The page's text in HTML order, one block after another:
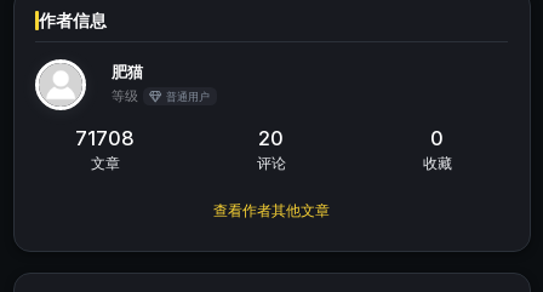
作者信息
肥猫
等级 普通用户
71708
文章
20
评论
0
收藏
查看作者其他文章